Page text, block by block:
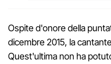
Ospite d'onore della
dicembre 2015, la
Quest'ultima non ha